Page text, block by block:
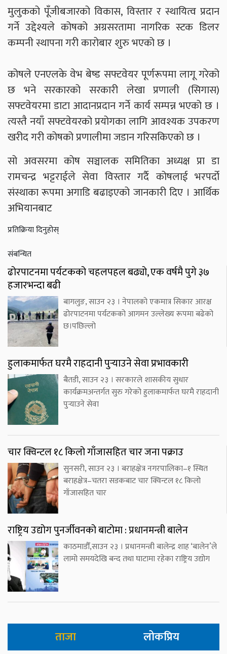
मुलुकको पूँजीबजारको विकास, विस्तार र स्थायित्व प्रदान
गर्ने उद्देश्यले कोषको अग्रसरतामा नागरिक स्टक डिलर
कम्पनी स्थापना गरी कारोबार शुरु भएको छ ।
कोषले एनएलके वेभ बेष्ड सफ्टवेयर पूर्णरूपमा लागू गरेको
छ भने सरकारको सरकारी लेखा प्रणाली (सिगास)
सफ्टवेयरमा डाटा आदानप्रदान गर्ने कार्य सम्पन्न भएको छ ।
त्यस्तै नयाँ सफ्टवेयरको प्रयोगका लागि आवश्यक उपकरण
खरीद गरी कोषको प्रणालीमा जडान गरिसकिएको छ ।
सो अवसरमा कोष सञ्चालक समितिका अध्यक्ष प्रा डा
रामचन्द्र भट्टराईले सेवा विस्तार गर्दै कोषलाई भरपर्दो
संस्थाका रूपमा अगाडि बढाइएको जानकारी दिए । आर्थिक
अभियानबाट
प्रतिक्रिया दिनुहोस्
संबन्धित
ढोरपाटनमा पर्यटकको चहलपहल बढ्यो, एक वर्षमै पुगे ३७
हजारभन्दा बढी
बागलुङ, साउन २३ । नेपालको एकमात्र सिकार आरक्ष
ढोरपाटनमा पर्यटकको आगमन उल्लेख्य रूपमा बढेको
छ।पछिल्लो
हुलाकमार्फत घरमै राहदानी पुर्‍याउने सेवा प्रभावकारी
बैतडी, साउन २३ । सरकारले शासकीय सुधार
कार्यक्रमअन्तर्गत सुरु गरेको हुलाकमार्फत घरमै राहदानी
पुर्‍याउने सेवा
चार क्विन्टल १८ किलो गाँजासहित चार जना पक्राउ
सुनसरी, साउन २३ । बराहक्षेत्र नगरपालिका–१ स्थित
बराहक्षेत्र–चतरा सडकबाट चार क्विन्टल १८ किलो
गाँजासहित चार
राष्ट्रिय उद्योग पुनर्जीवनको बाटोमा : प्रधानमन्त्री बालेन
काठमाडौँ,साउन २३ । प्रधानमन्त्री बालेन्द्र शाह ‘बालेन’ले
लामो समयदेखि बन्द तथा घाटामा रहेका राष्ट्रिय उद्योग
ताजा लोकप्रिय